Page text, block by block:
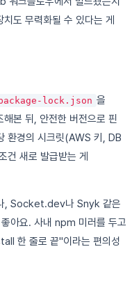
도 무력화될 수 있다는 게
lock.json 을
본 뒤, 안전한 버전으로 핀
환경의 시크릿(AWS 키, DB
건 새로 발급받는 게
, Socket.dev나 Snyk 같은
아요. 사내 npm 미러를 두고
한 줄로 끝"이라는 편의성